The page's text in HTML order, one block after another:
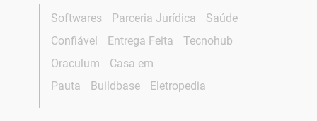
Softwares Parceria Jurídica
Saúde
Confiável
Entrega Feita
Tecnohub
Oraculum
Casa em
Pauta
Buildbase Eletropedia